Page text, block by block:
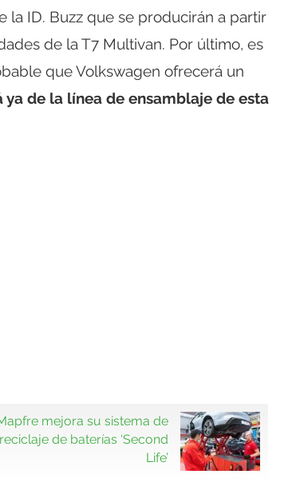
la ID. Buzz que se producirán a partir
de la T7 Multivan. Por último, es
que Volkswagen ofrecerá un
ya de la línea de ensamblaje de esta
mejora su sistema de
reciclaje de baterías ‘Second
Life’